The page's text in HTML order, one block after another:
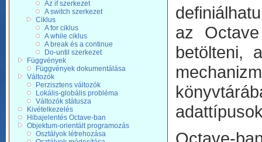
Az if szerkezet
A switch szerkezet
Ciklus
A for ciklus
A while ciklus
A break és a continue
Do-until szerkezet
Függvények
Függvények dokumentálása
Változók
Perzisztens változók
Lokális-globális probléma
Változók státusza
Kivételkezelés
Hibajelentés Octave-ban
Objektum-orientált programozás
Osztályok létrehozása
az
betölteni,